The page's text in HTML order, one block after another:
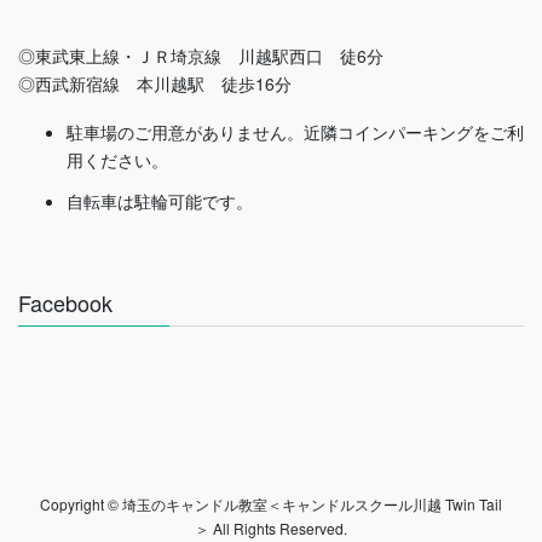
◎東武東上線・ＪＲ埼京線 川越駅西口 徒6分
◎西武新宿線 本川越駅 徒歩16分
駐車場のご用意がありません。近隣コインパーキングをご利
用ください。
自転車は駐輪可能です。
Facebook
Copyright © 埼玉のキャンドル教室＜キャンドルスクール川越 Twin Tail
＞ All Rights Reserved.